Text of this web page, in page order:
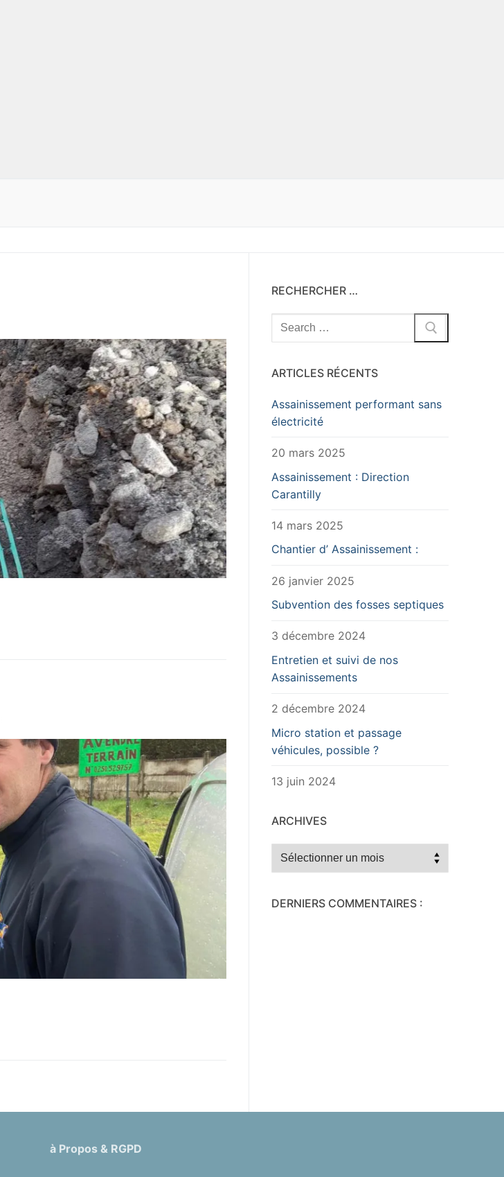
RECHERCHER …
Rechercher
:
ARTICLES RÉCENTS
Assainissement performant sans
électricité
20 mars 2025
Assainissement : Direction
Carantilly
14 mars 2025
Chantier d’ Assainissement :
26 janvier 2025
Subvention des fosses septiques
3 décembre 2024
Entretien et suivi de nos
Assainissements
2 décembre 2024
Micro station et passage
véhicules, possible ?
13 juin 2024
ARCHIVES
Archives
DERNIERS COMMENTAIRES :
à Propos & RGPD